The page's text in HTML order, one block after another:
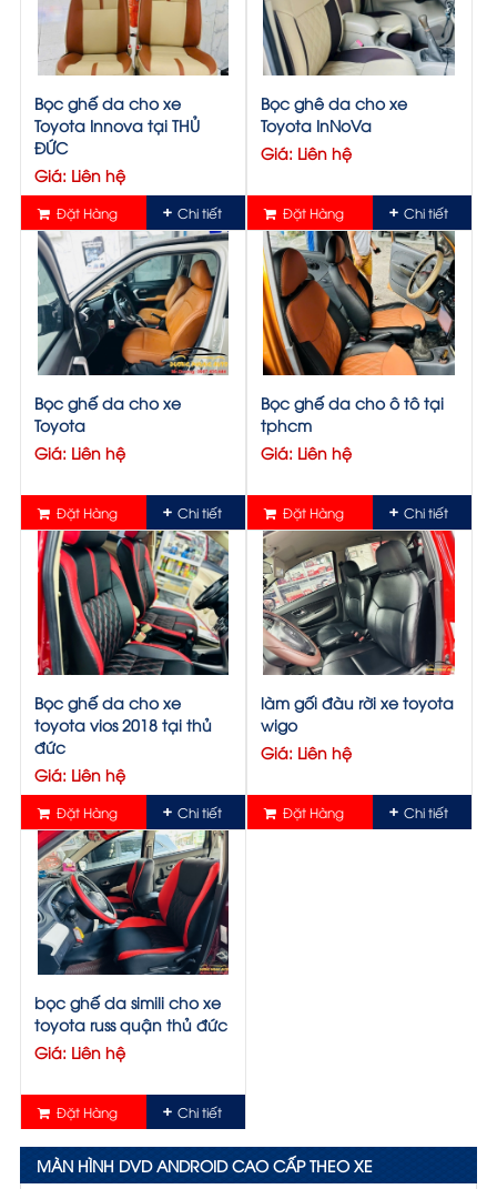
Bọc ghế da cho xe
Toyota Innova tại THỦ
ĐỨC
Giá: Liên hệ
Đặt Hàng Chi tiết
Bọc ghê da cho xe
Toyota InNoVa
Giá: Liên hệ
Đặt Hàng Chi tiết
Bọc ghế da cho xe
Toyota
Giá: Liên hệ
Đặt Hàng Chi tiết
Bọc ghế da cho ô tô tại
tphcm
Giá: Liên hệ
Đặt Hàng Chi tiết
Bọc ghế da cho xe
toyota vios 2018 tại thủ
đức
Giá: Liên hệ
Đặt Hàng Chi tiết
làm gối đàu rời xe toyota
wigo
Giá: Liên hệ
Đặt Hàng Chi tiết
bọc ghế da simili cho xe
toyota russ quận thủ đức
Giá: Liên hệ
Đặt Hàng Chi tiết
MÀN HÌNH DVD ANDROID CAO CẤP THEO XE